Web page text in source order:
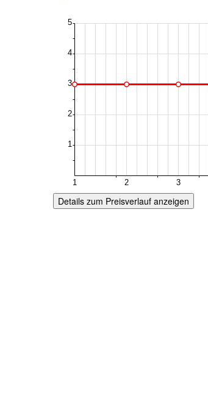
Details zum Preisverlauf anzeigen